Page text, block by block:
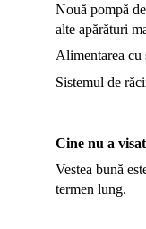
Nouă pompă
alte apărături
Alimentarea cu
Sistemul de
Cine nu a
Vestea bună
termen lung.